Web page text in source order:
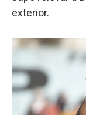
exterior.